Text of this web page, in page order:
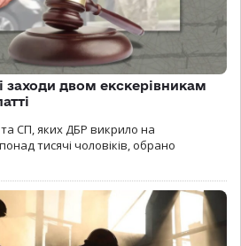
заходи двом екскерівникам
СП, яких ДБР викрило на
тисячі чоловіків, обрано